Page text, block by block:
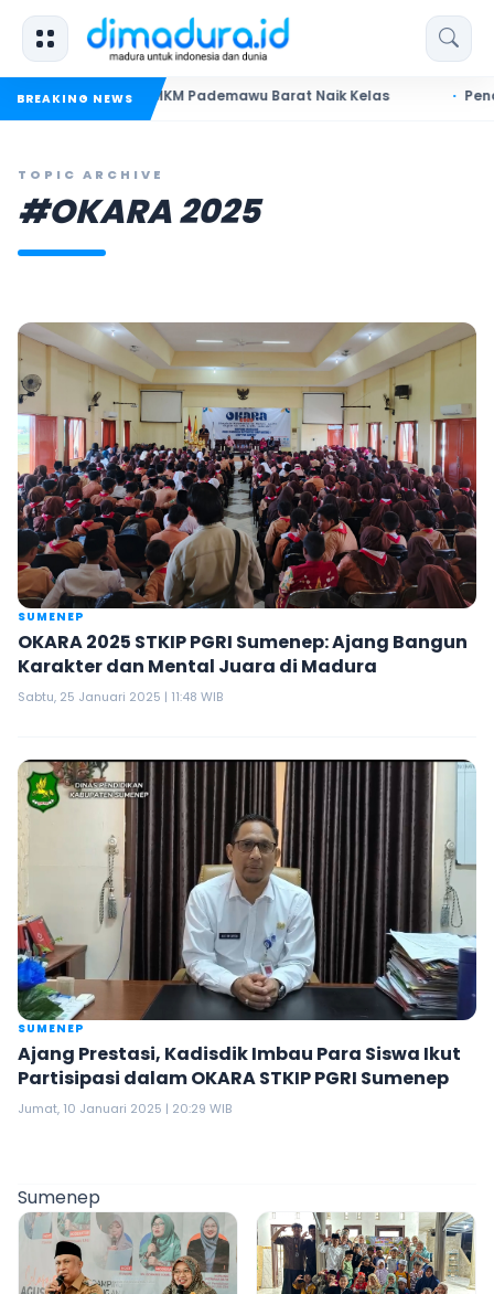
BREAKING NEWS
Dorong UMKM Pademawu Barat Naik Kelas Pendidikan
TOPIC ARCHIVE
#OKARA 2025
SUMENEP
OKARA 2025 STKIP PGRI Sumenep: Ajang Bangun
Karakter dan Mental Juara di Madura
Sabtu, 25 Januari 2025 | 11:48 WIB
SUMENEP
Ajang Prestasi, Kadisdik Imbau Para Siswa Ikut
Partisipasi dalam OKARA STKIP PGRI Sumenep
Jumat, 10 Januari 2025 | 20:29 WIB
Sumenep